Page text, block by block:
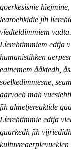
goerkesisnie
learoehkidie jïh
vïedteldimmiem vadta.
Lïerehtimmiem edtja
humanistihken
eatnemem ååktedh,
soelkedimmesne,
aarvoeh mah
jïh almetjereaktide
Lïerehtimmie edtja
guarkedh jïh
kultuvreaerpievuekien